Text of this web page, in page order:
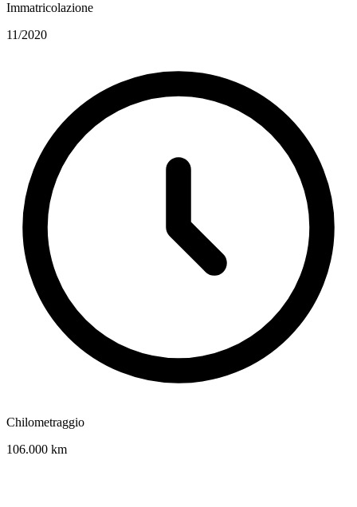
Immatricolazione
11/2020
Chilometraggio
106.000 km